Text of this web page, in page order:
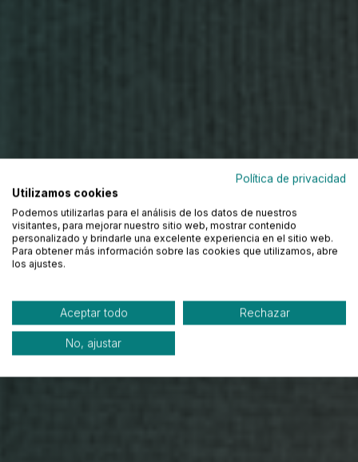
Política de privacidad
Utilizamos cookies
Podemos utilizarlas para el análisis de los datos de nuestros
visitantes, para mejorar nuestro sitio web, mostrar contenido
personalizado y brindarle una excelente experiencia en el sitio web.
Para obtener más información sobre las cookies que utilizamos, abre
los ajustes.
Aceptar todo Rechazar
No, ajustar